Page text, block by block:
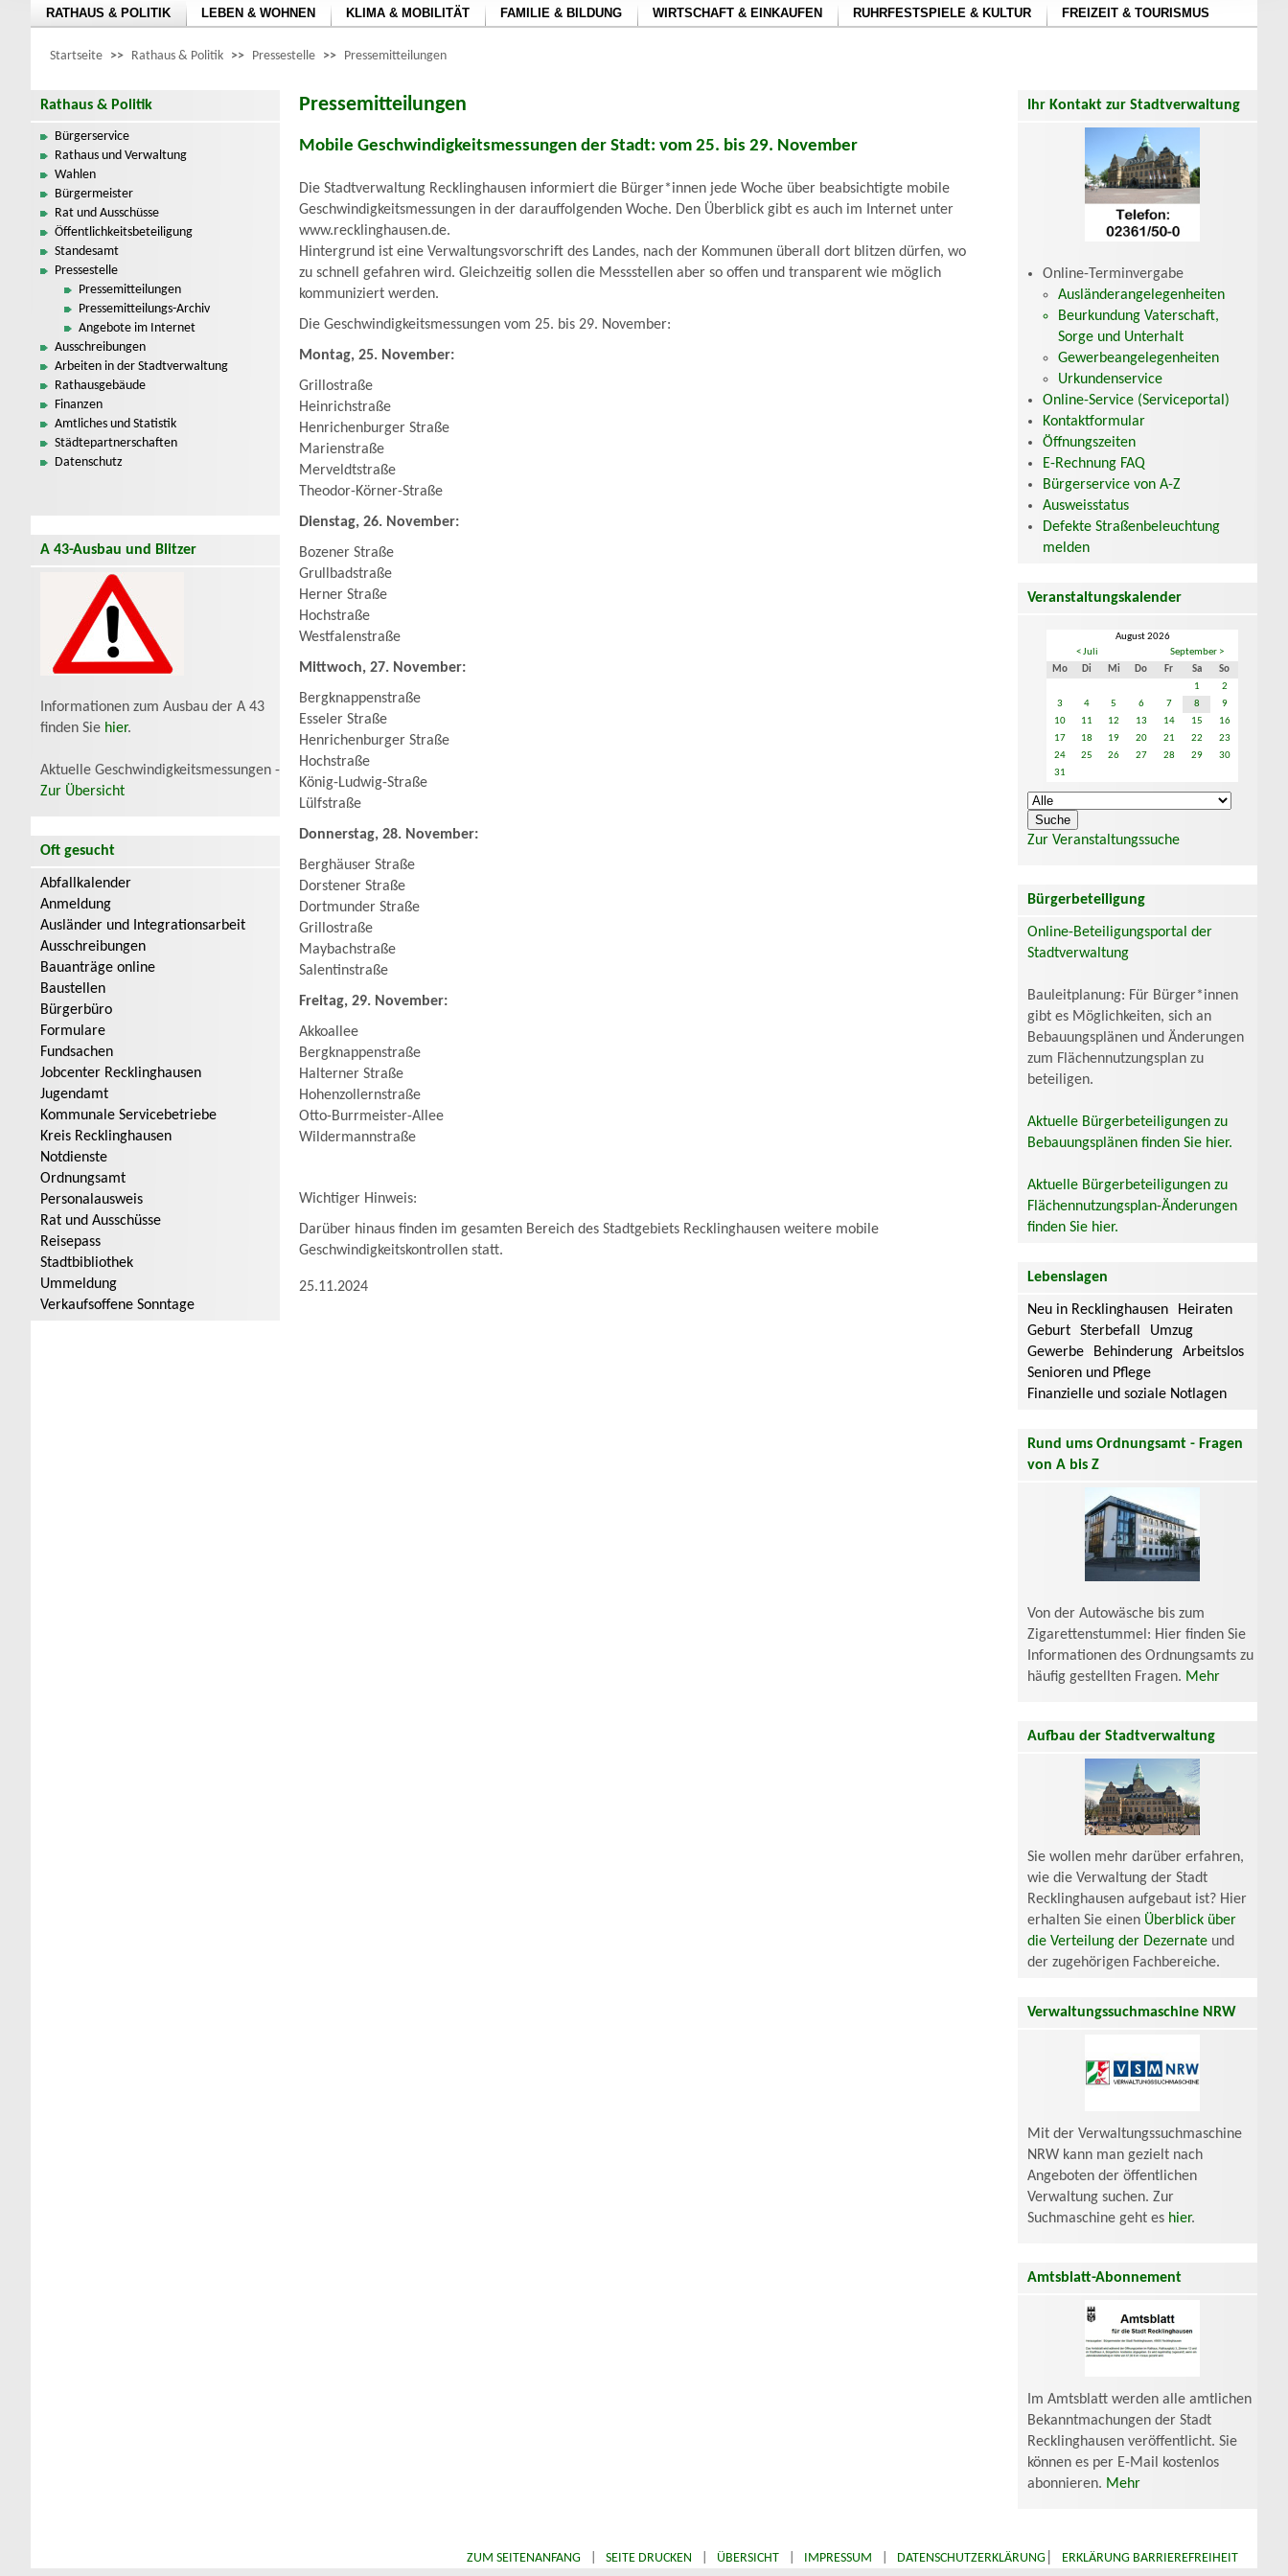
RATHAUS & POLITIK LEBEN & WOHNEN KLIMA & MOBILITÄT FAMILIE & BILDUNG WIRTSCHAFT & EINKAUFEN RUHRFESTSPIELE & KULTUR FREIZEIT & TOURISMUS
Startseite >> Rathaus & Politik >> Pressestelle >> Pressemitteilungen
Rathaus & Politik
Bürgerservice
Rathaus und Verwaltung
Wahlen
Bürgermeister
Rat und Ausschüsse
Öffentlichkeitsbeteiligung
Standesamt
Pressestelle
Pressemitteilungen
Pressemitteilungs-Archiv
Angebote im Internet
Ausschreibungen
Arbeiten in der Stadtverwaltung
Rathausgebäude
Finanzen
Amtliches und Statistik
Städtepartnerschaften
Datenschutz
A 43-Ausbau und Blitzer
Informationen zum Ausbau der A 43
finden Sie hier.
Aktuelle Geschwindigkeitsmessungen -
Zur Übersicht
Oft gesucht
Abfallkalender
Anmeldung
Ausländer und Integrationsarbeit
Ausschreibungen
Bauanträge online
Baustellen
Bürgerbüro
Formulare
Fundsachen
Jobcenter Recklinghausen
Jugendamt
Kommunale Servicebetriebe
Kreis Recklinghausen
Notdienste
Ordnungsamt
Personalausweis
Rat und Ausschüsse
Reisepass
Stadtbibliothek
Ummeldung
Verkaufsoffene Sonntage
Pressemitteilungen
Mobile Geschwindigkeitsmessungen der Stadt: vom 25. bis 29. November
Die Stadtverwaltung Recklinghausen informiert die Bürger*innen jede Woche über beabsichtigte mobile
Geschwindigkeitsmessungen in der darauffolgenden Woche. Den Überblick gibt es auch im Internet unter
www.recklinghausen.de.
Hintergrund ist eine Verwaltungsvorschrift des Landes, nach der Kommunen überall dort blitzen dürfen, wo
zu schnell gefahren wird. Gleichzeitig sollen die Messstellen aber so offen und transparent wie möglich
kommuniziert werden.
Die Geschwindigkeitsmessungen vom 25. bis 29. November:
Montag, 25. November:
Grillostraße
Heinrichstraße
Henrichenburger Straße
Marienstraße
Merveldtstraße
Theodor-Körner-Straße
Dienstag, 26. November:
Bozener Straße
Grullbadstraße
Herner Straße
Hochstraße
Westfalenstraße
Mittwoch, 27. November:
Bergknappenstraße
Esseler Straße
Henrichenburger Straße
Hochstraße
König-Ludwig-Straße
Lülfstraße
Donnerstag, 28. November:
Berghäuser Straße
Dorstener Straße
Dortmunder Straße
Grillostraße
Maybachstraße
Salentinstraße
Freitag, 29. November:
Akkoallee
Bergknappenstraße
Halterner Straße
Hohenzollernstraße
Otto-Burrmeister-Allee
Wildermannstraße
Wichtiger Hinweis:
Darüber hinaus finden im gesamten Bereich des Stadtgebiets Recklinghausen weitere mobile
Geschwindigkeitskontrollen statt.
25.11.2024
Ihr Kontakt zur Stadtverwaltung
Online-Terminvergabe
Ausländerangelegenheiten
Beurkundung Vaterschaft,
Sorge und Unterhalt
Gewerbeangelegenheiten
Urkundenservice
Online-Service (Serviceportal)
Kontaktformular
Öffnungszeiten
E-Rechnung FAQ
Bürgerservice von A-Z
Ausweisstatus
Defekte Straßenbeleuchtung
melden
Veranstaltungskalender
August 2026
< Juli
September >
Mo
Di Mi Do Fr Sa
So
1
2
3
4 5 6 7 8
9
10
11 12 13 14 15
16
17
18 19 20 21 22
23
24
25 26 27 28 29
30
31
Zur Veranstaltungssuche
Bürgerbeteiligung
Online-Beteiligungsportal der
Stadtverwaltung
Bauleitplanung: Für Bürger*innen
gibt es Möglichkeiten, sich an
Bebauungsplänen und Änderungen
zum Flächennutzungsplan zu
beteiligen.
Aktuelle Bürgerbeteiligungen zu
Bebauungsplänen finden Sie hier.
Aktuelle Bürgerbeteiligungen zu
Flächennutzungsplan-Änderungen
finden Sie hier.
Lebenslagen
Neu in Recklinghausen
Heiraten
Geburt
Sterbefall
Umzug
Gewerbe
Behinderung
Arbeitslos
Senioren und Pflege
Finanzielle und soziale Notlagen
Rund ums Ordnungsamt - Fragen
von A bis Z
Von der Autowäsche bis zum
Zigarettenstummel: Hier finden Sie
Informationen des Ordnungsamts zu
häufig gestellten Fragen. Mehr
Aufbau der Stadtverwaltung
Sie wollen mehr darüber erfahren,
wie die Verwaltung der Stadt
Recklinghausen aufgebaut ist? Hier
erhalten Sie einen Überblick über
die Verteilung der Dezernate und
der zugehörigen Fachbereiche.
Verwaltungssuchmaschine NRW
Mit der Verwaltungssuchmaschine
NRW kann man gezielt nach
Angeboten der öffentlichen
Verwaltung suchen. Zur
Suchmaschine geht es hier.
Amtsblatt-Abonnement
Im Amtsblatt werden alle amtlichen
Bekanntmachungen der Stadt
Recklinghausen veröffentlicht. Sie
können es per E-Mail kostenlos
abonnieren. Mehr
ZUM SEITENANFANG SEITE DRUCKEN ÜBERSICHT IMPRESSUM DATENSCHUTZERKLÄRUNG ERKLÄRUNG BARRIEREFREIHEIT